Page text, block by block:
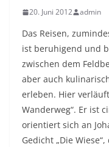
20. Juni 2012 admin
Das Reisen,
ist beruhigend und
zwischen dem
aber auch
erleben. Hier
Wanderweg“. Er ist
orientiert sich an
Gedicht „Die